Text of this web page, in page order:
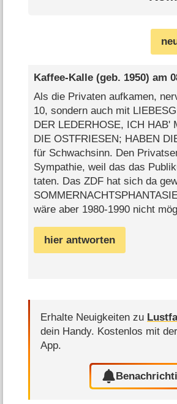
Kaffee-Kalle(geb. 1950) am
Als die Privaten aufkamen,
10, sondern auch mit
DER LEDERHOSE, ICH HAB'
DIE OSTFRIESEN; HABEN
für Schwachsinn. Den
Sympathie, weil das das
taten. Das ZDF hat sich da
wäre aber 1980-1990 nicht
hier antworten
Erhalte Neuigkeiten zu
dein Handy. Kostenlos mit
App.